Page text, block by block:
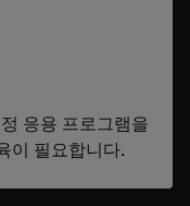
응용 프로그램을
이 필요합니다.